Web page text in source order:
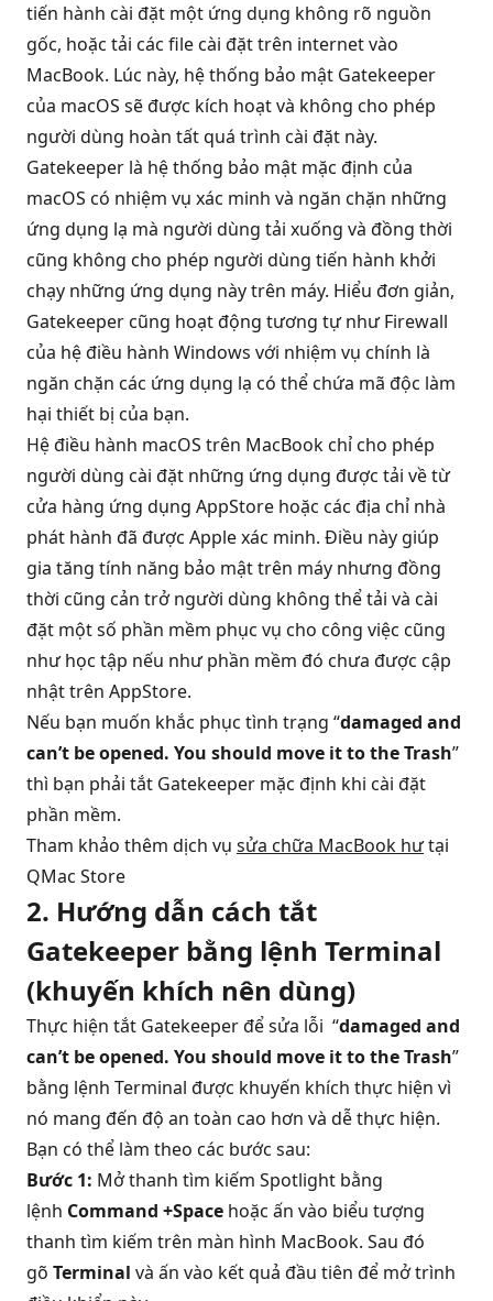
tiến hành cài đặt một ứng dụng không rõ nguồn
gốc, hoặc tải các file cài đặt trên internet vào
MacBook. Lúc này, hệ thống bảo mật Gatekeeper
của macOS sẽ được kích hoạt và không cho phép
người dùng hoàn tất quá trình cài đặt này.
Gatekeeper là hệ thống bảo mật mặc định của
macOS có nhiệm vụ xác minh và ngăn chặn những
ứng dụng lạ mà người dùng tải xuống và đồng thời
cũng không cho phép người dùng tiến hành khởi
chạy những ứng dụng này trên máy. Hiểu đơn giản,
Gatekeeper cũng hoạt động tương tự như Firewall
của hệ điều hành Windows với nhiệm vụ chính là
ngăn chặn các ứng dụng lạ có thể chứa mã độc làm
hại thiết bị của bạn.
Hệ điều hành macOS trên MacBook chỉ cho phép
người dùng cài đặt những ứng dụng được tải về từ
cửa hàng ứng dụng AppStore hoặc các địa chỉ nhà
phát hành đã được Apple xác minh. Điều này giúp
gia tăng tính năng bảo mật trên máy nhưng đồng
thời cũng cản trở người dùng không thể tải và cài
đặt một số phần mềm phục vụ cho công việc cũng
như học tập nếu như phần mềm đó chưa được cập
nhật trên AppStore.
Nếu bạn muốn khắc phục tình trạng “damaged and
can’t be opened. You should move it to the Trash”
thì bạn phải tắt Gatekeeper mặc định khi cài đặt
phần mềm.
Tham khảo thêm dịch vụ sửa chữa MacBook hưtại
QMac Store
2. Hướng dẫn cách tắt
Gatekeeper bằng lệnh Terminal
(khuyến khích nên dùng)
Thực hiện tắt Gatekeeper để sửa lỗi “damaged and
can’t be opened. You should move it to the Trash”
bằng lệnh Terminal được khuyến khích thực hiện vì
nó mang đến độ an toàn cao hơn và dễ thực hiện.
Bạn có thể làm theo các bước sau:
Bước 1: Mở thanh tìm kiếm Spotlight bằng
lệnh Command +Space hoặc ấn vào biểu tượng
thanh tìm kiếm trên màn hình MacBook. Sau đó
gõ Terminal và ấn vào kết quả đầu tiên để mở trình